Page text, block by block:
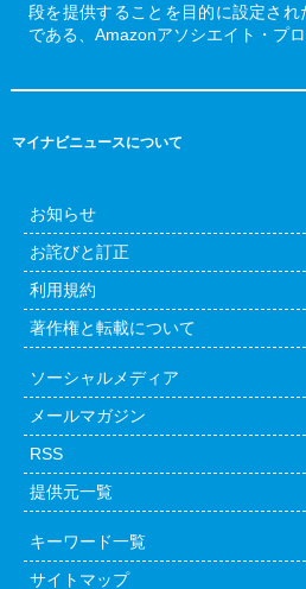
段を提供することを目的に設定さ
である、Amazonアソシエイト・プ
マイナビニュースについて
お知らせ
お詫びと訂正
利用規約
著作権と転載について
ソーシャルメディア
メールマガジン
RSS
提供元一覧
キーワード一覧
サイトマップ